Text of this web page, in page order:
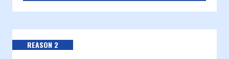
REASON 2